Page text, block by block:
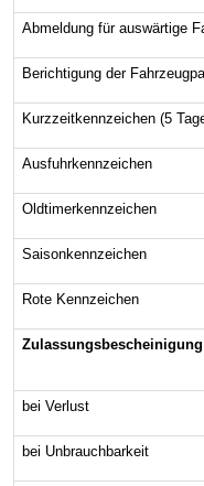
Abmeldung für auswärtige
Berichtigung der
Kurzzeitkennzeichen (5
Ausfuhrkennzeichen
Oldtimerkennzeichen
Saisonkennzeichen
Rote Kennzeichen
bei Verlust
bei Unbrauchbarkeit